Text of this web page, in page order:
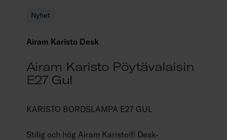
Nyhet
Airam Karisto Desk
Airam Karisto Pöytävalaisin
E27 Gul
KARISTO BORDSLAMPA E27 GUL
Stilig och hög Airam Karisto® Desk-